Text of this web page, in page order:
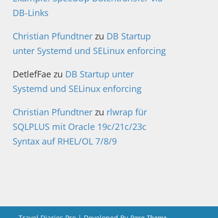
DB-Links
Christian Pfundtner zu DB Startup
unter Systemd und SELinux enforcing
DetlefFae zu DB Startup unter
Systemd und SELinux enforcing
Christian Pfundtner zu rlwrap für
SQLPLUS mit Oracle 19c/21c/23c
Syntax auf RHEL/OL 7/8/9